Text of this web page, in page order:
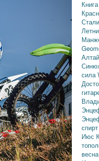
сила
спирт
Июс
весна